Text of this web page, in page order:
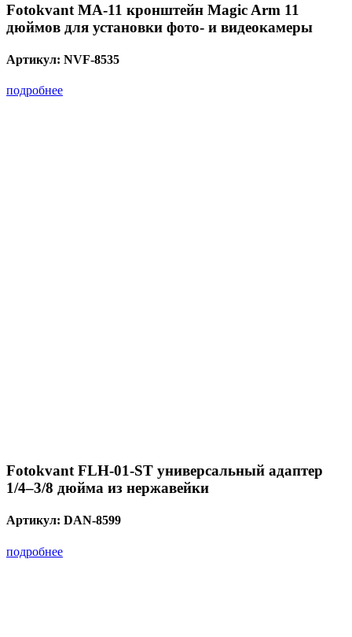
Fotokvant MA-11 кронштейн Magic Arm 11
дюймов для установки фото- и видеокамеры
Артикул: NVF-8535
подробнее
Fotokvant FLH-01-ST универсальный адаптер
1/4–3/8 дюйма из нержавейки
Артикул: DAN-8599
подробнее